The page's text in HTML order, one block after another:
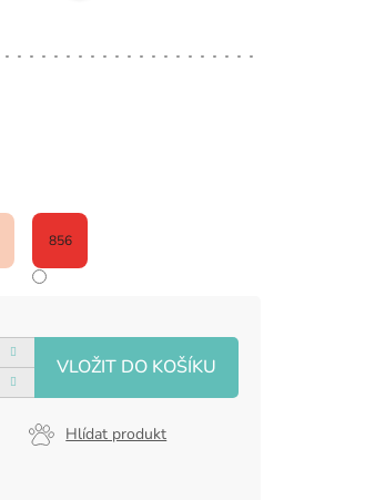
Hlídat produkt
856